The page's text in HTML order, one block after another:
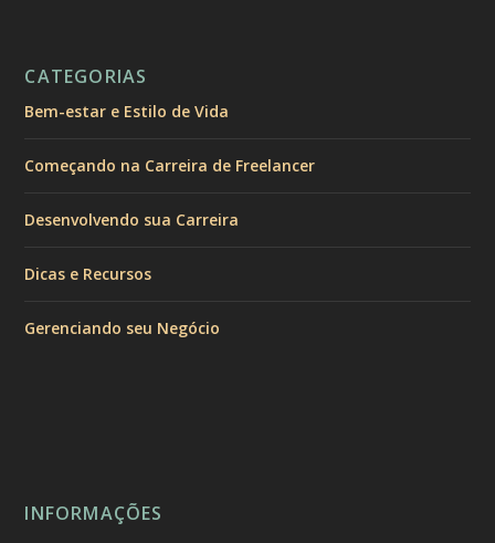
CATEGORIAS
Bem-estar e Estilo de Vida
Começando na Carreira de Freelancer
Desenvolvendo sua Carreira
Dicas e Recursos
Gerenciando seu Negócio
INFORMAÇÕES